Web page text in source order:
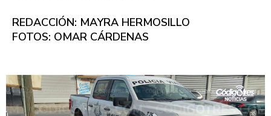
REDACCIÓN: MAYRA HERMOSILLO
FOTOS: OMAR CÁRDENAS